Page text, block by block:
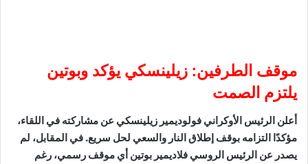
موقف الطرفين: زيلينسكي يؤكد وبوتين
يلتزم الصمت
أعلن الرئيس الأوكراني فولوديمير زيلينسكي عن مشاركته في اللقاء،
مؤكدًا التزامه بوقف إطلاق النار والسعي لحل سريع. في المقابل، لم
يصدر عن الرئيس الروسي فلاديمير بوتين أي موقف رسمي، رغم